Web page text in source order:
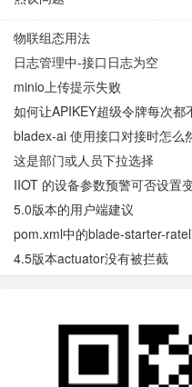
物联组态用法
日志管理中-接口日志为空
minio上传提示失败
如何让APIKEY超级令牌每次都
bladex-ai 使用接口对接时怎么
这是部门或人员下拉选择
IIOT 的设备参数预警可否设置
5.0版本的用户端建议
pom.xml中的blade-starter-
4.5版本actuator没有被拦截